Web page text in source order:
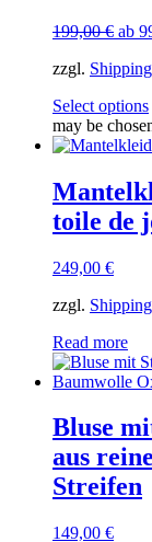
199,00€ ab
zzgl.
Select options
may be
toile de
249,00 €
zzgl.
Read more
Bluse
aus
Streifen
149,00 €